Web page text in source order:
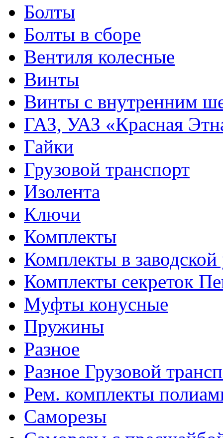
Болты
Болты в сборе
Вентиля колесные
Винты
Винты с внутренним
ГАЗ, УАЗ «Красная
Гайки
Грузовой транспорт
Изолента
Ключи
Комплекты
Комплекты в заводской
Комплекты секреток
Муфты конусные
Пружины
Разное
Разное Грузовой
Рем. комплекты
Саморезы